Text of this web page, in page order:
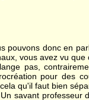
pouvons donc en
vous avez vu
pas,
pour des
qu'il faut bien
savant